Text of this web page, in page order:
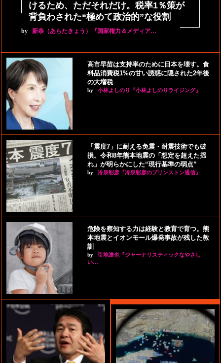
けるため、ただそれだけ。税率1％策が
背負わされた“極めて政治的”な役割
by 新恭（あらたきょう）『国家権力＆メディア…
高市早苗は支持率のために日本を壊す。食
料品消費税1%の甘い誘惑に隠された2年後
の大増税
by 小林よしのり『小林よしのりライジング』
「震度7」に耐える免震・耐震技術でも破
損。令和8年熊本地震の「想定を超えた揺
れ」が明らかにした“現行基準の弱点”
by 冷泉彰彦『冷泉彰彦のプリンストン通信』
危険を察知する力は経験と教育で育つ。熊
本地震とイオンモール爆発事故が残した教
訓
by
引地達也『ジャーナリスティックなやさし
い…